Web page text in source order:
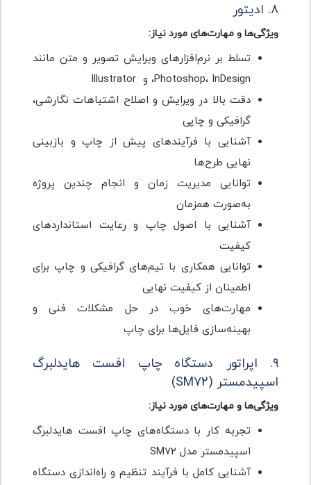
۸. ادیتور
ویژگی‌ها و مهارت‌های مورد نیاز:
تسلط بر نرم‌افزارهای ویرایش تصویر و متن مانند
Photoshop، InDesign، و Illustrator
دقت بالا در ویرایش و اصلاح اشتباهات نگارشی،
گرافیکی و چاپی
آشنایی با فرآیندهای پیش از چاپ و بازبینی
نهایی طرح‌ها
توانایی مدیریت زمان و انجام چندین پروژه
به‌صورت همزمان
آشنایی با اصول چاپ و رعایت استانداردهای
کیفیت
توانایی همکاری با تیم‌های گرافیکی و چاپ برای
اطمینان از کیفیت نهایی
مهارت‌های خوب در حل مشکلات فنی و
بهینه‌سازی فایل‌ها برای چاپ
۹. اپراتور دستگاه چاپ افست هایدلبرگ
اسپیدمستر (SM72)
ویژگی‌ها و مهارت‌های مورد نیاز:
تجربه کار با دستگاه‌های چاپ افست هایدلبرگ
اسپیدمستر مدل SM72
آشنایی کامل با فرآیند تنظیم و راه‌اندازی دستگاه